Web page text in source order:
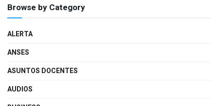
Browse by Category
ALERTA
ANSES
ASUNTOS DOCENTES
AUDIOS